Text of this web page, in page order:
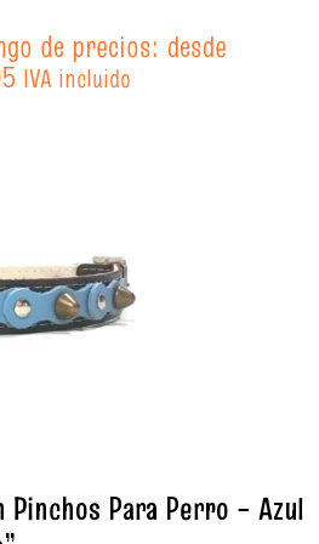
de precios: desde
IVA incluido
Pinchos Para Perro – Azul